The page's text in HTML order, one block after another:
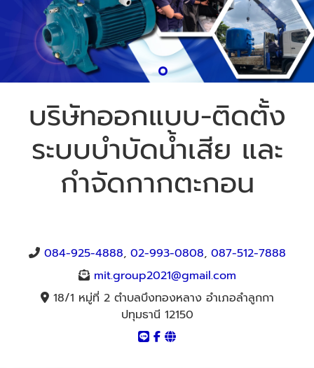
บริษัทออกแบบ-ติดตั้ง
ระบบบำบัดน้ำเสีย และ
กำจัดกากตะกอน
084-925-4888, 02-993-0808, 087-512-7888
mit.group2021@gmail.com
18/1 หมู่ที่ 2 ตำบลบึงทองหลาง อำเภอลำลูกกา
ปทุมธานี 12150